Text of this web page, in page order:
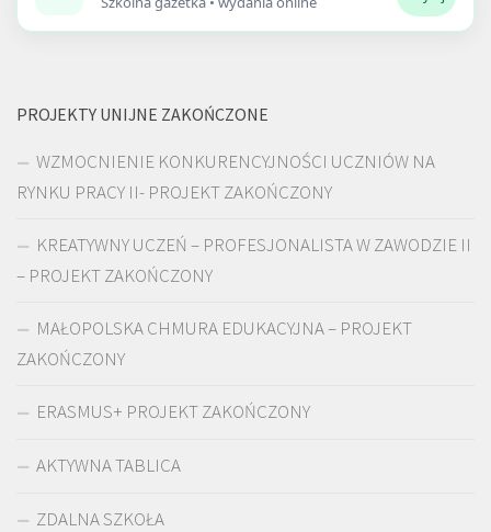
PROJEKTY UNIJNE ZAKOŃCZONE
WZMOCNIENIE KONKURENCYJNOŚCI UCZNIÓW NA
RYNKU PRACY II- PROJEKT ZAKOŃCZONY
KREATYWNY UCZEŃ – PROFESJONALISTA W ZAWODZIE II
– PROJEKT ZAKOŃCZONY
MAŁOPOLSKA CHMURA EDUKACYJNA – PROJEKT
ZAKOŃCZONY
ERASMUS+ PROJEKT ZAKOŃCZONY
AKTYWNA TABLICA
ZDALNA SZKOŁA